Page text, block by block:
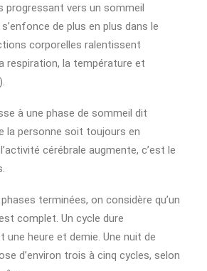
progressant vers un sommeil
de plus en plus dans le
corporelles ralentissent
respiration, la température et
à une phase de sommeil dit
la personne soit toujours en
cérébrale augmente, c’est le
terminées, on considère qu’un
complet. Un cycle dure
une heure et demie. Une nuit de
d’environ trois à cinq cycles, selon